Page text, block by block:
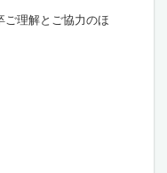
ご理解とご協力のほ